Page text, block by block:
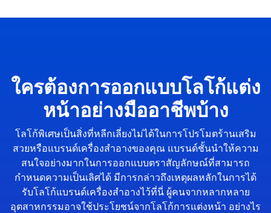
ใครต้องการออกแบบโลโก้แต่ง
หน้าอย่างมืออาชีพบ้าง
โลโก้พิเศษเป็นสิ่งที่หลีกเลี่ยงไม่ได้ในการโปรโมตร้านเสริม
สวยหรือแบรนด์เครื่องสำอางของคุณ แบรนด์ชั้นนำให้ความ
สนใจอย่างมากในการออกแบบตราสัญลักษณ์ที่สามารถ
กำหนดความเป็นเลิศได้ มีการกล่าวถึงเหตุผลหลักในการได้
รับโลโก้แบรนด์เครื่องสำอางไว้ที่นี่ ผู้คนจากหลากหลาย
อุตสาหกรรมอาจใช้ประโยชน์จากโลโก้การแต่งหน้า อย่างไร